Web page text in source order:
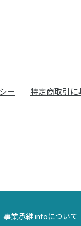
ー 特定商取引に
事業承継.infoについて